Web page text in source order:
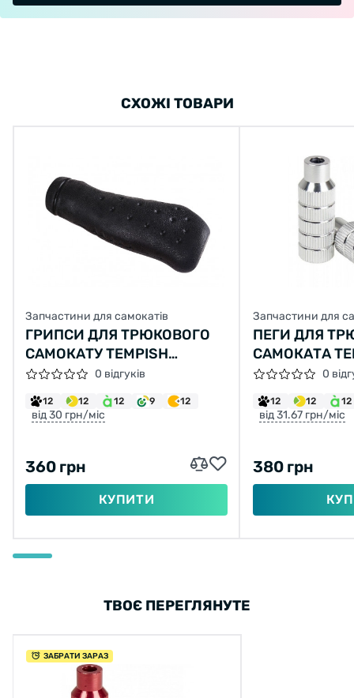
СХОЖІ ТОВАРИ
Запчастини для самокатів
ГРИПСИ ДЛЯ ТРЮКОВОГО
САМОКАТУ TEMPISH
HANDLEBARS - ANATOMICAL
0 відгуків
12 12 12 9 12
від 30 грн/міс
360 грн
КУПИТИ
Запчастини для
ПЕГИ ДЛЯ
САМОКАТА
СРІБЛЯСТИЙ
0
12 12 12
від 31.67 грн/міс
380 грн
ТВОЄ ПЕРЕГЛЯНУТЕ
ЗАБРАТИ ЗАРАЗ